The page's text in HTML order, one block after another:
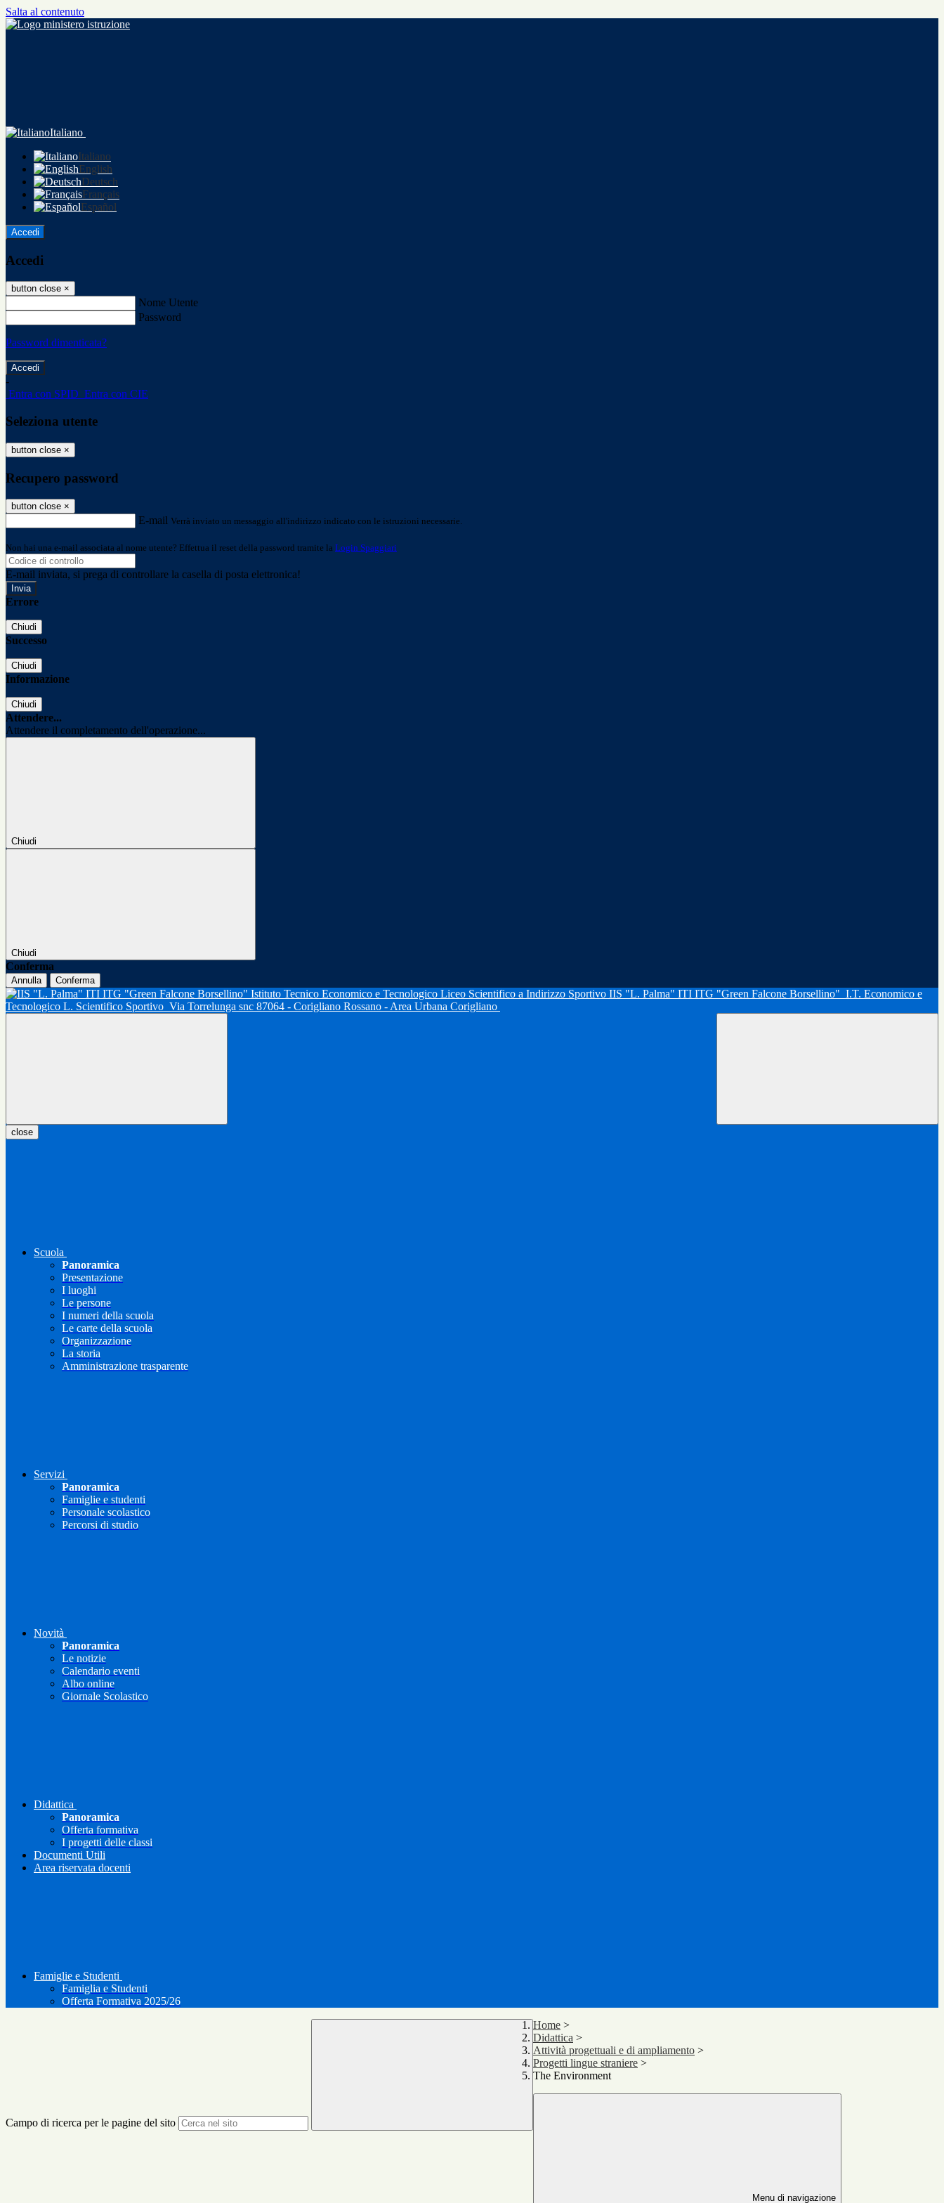
Salta al contenuto
Italiano
Italiano
English
Deutsch
Français
Español
Accedi
Accedi
button close ×
Nome Utente
Password
Password dimenticata?
-
Entra con SPID Entra con CIE
Seleziona utente
button close ×
Recupero password
button close ×
E-mail Verrà inviato un messaggio all'indirizzo indicato con le istruzioni necessarie.
Non hai una e-mail associata al nome utente? Effettua il reset della password tramite la Login Spaggiari
E-mail inviata, si prega di controllare la casella di posta elettronica!
Errore
Chiudi
Successo
Chiudi
Informazione
Chiudi
Attendere...
Attendere il completamento dell'operazione...
Chiudi
Chiudi
Conferma
Annulla Conferma
IIS "L. Palma" ITI ITG "Green Falcone Borsellino" I.T. Economico e
Tecnologico L. Scientifico Sportivo Via Torrelunga snc 87064 - Corigliano Rossano - Area Urbana Corigliano
close
Scuola
Panoramica
Presentazione
I luoghi
Le persone
I numeri della scuola
Le carte della scuola
Organizzazione
La storia
Amministrazione trasparente
Servizi
Panoramica
Famiglie e studenti
Personale scolastico
Percorsi di studio
Novità
Panoramica
Le notizie
Calendario eventi
Albo online
Giornale Scolastico
Didattica
Panoramica
Offerta formativa
I progetti delle classi
Documenti Utili
Area riservata docenti
Famiglie e Studenti
Famiglia e Studenti
Offerta Formativa 2025/26
Campo di ricerca per le pagine del sito
Home >
Didattica >
Attività progettuali e di ampliamento >
Progetti lingue straniere >
The Environment
Menu di navigazione